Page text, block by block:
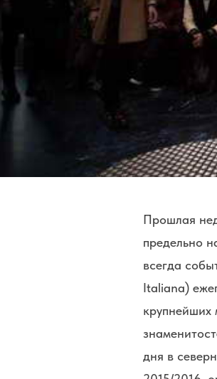
Прошлая
предельно
всегда
Italiana)
крупнейших
дня в